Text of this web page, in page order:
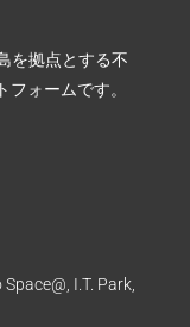
を拠点とする不
ォームです。
I.T. Park,